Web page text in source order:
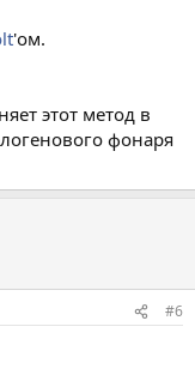
'ом.
этот метод в
фонаря
#6